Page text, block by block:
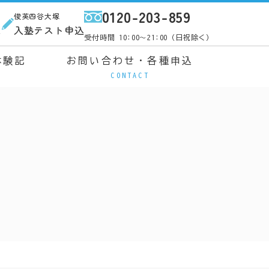
俊英四谷大塚
入塾テスト申込
0120-203-859
受付時間 10:00～21:00（日祝除く）
記 お問い合わせ・各種申込
CONTACT